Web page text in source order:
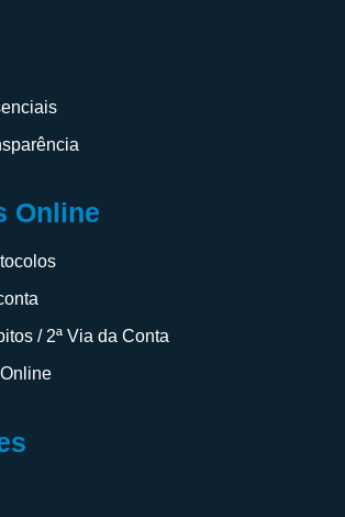
Online
/ 2ª Via da Conta